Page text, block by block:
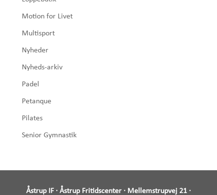
Motion for Livet
Multisport
Nyheder
Nyheds-arkiv
Padel
Petanque
Pilates
Senior Gymnastik
Åstrup IF · Åstrup Fritidscenter · Mellemstrupvej 21 ·